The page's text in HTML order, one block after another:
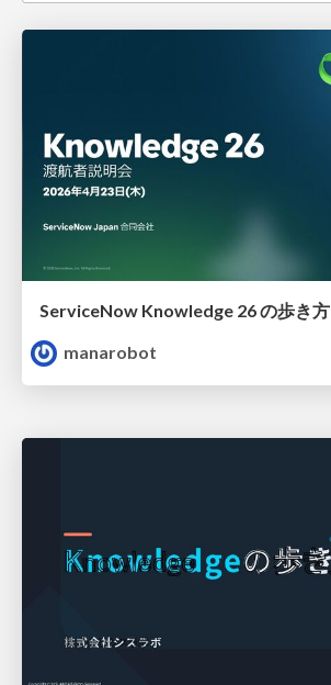
ServiceNow Knowledge 26 の歩き方
manarobot